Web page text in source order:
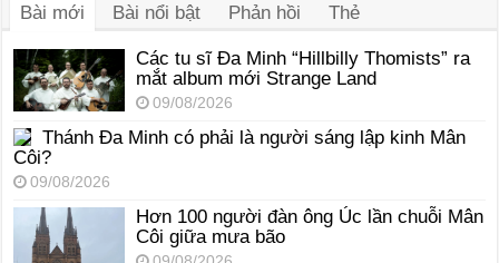
Bài mới Bài nổi bật Phản hồi Thẻ
Các tu sĩ Đa Minh “Hillbilly Thomists” ra
mắt album mới Strange Land
09/08/2026
Thánh Đa Minh có phải là người sáng lập kinh Mân
Côi?
09/08/2026
Hơn 100 người đàn ông Úc lần chuỗi Mân
Côi giữa mưa bão